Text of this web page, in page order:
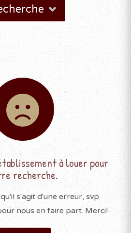
à louer pour
recherche.
s'agit d'une erreur, svp
nous en faire part. Merci!